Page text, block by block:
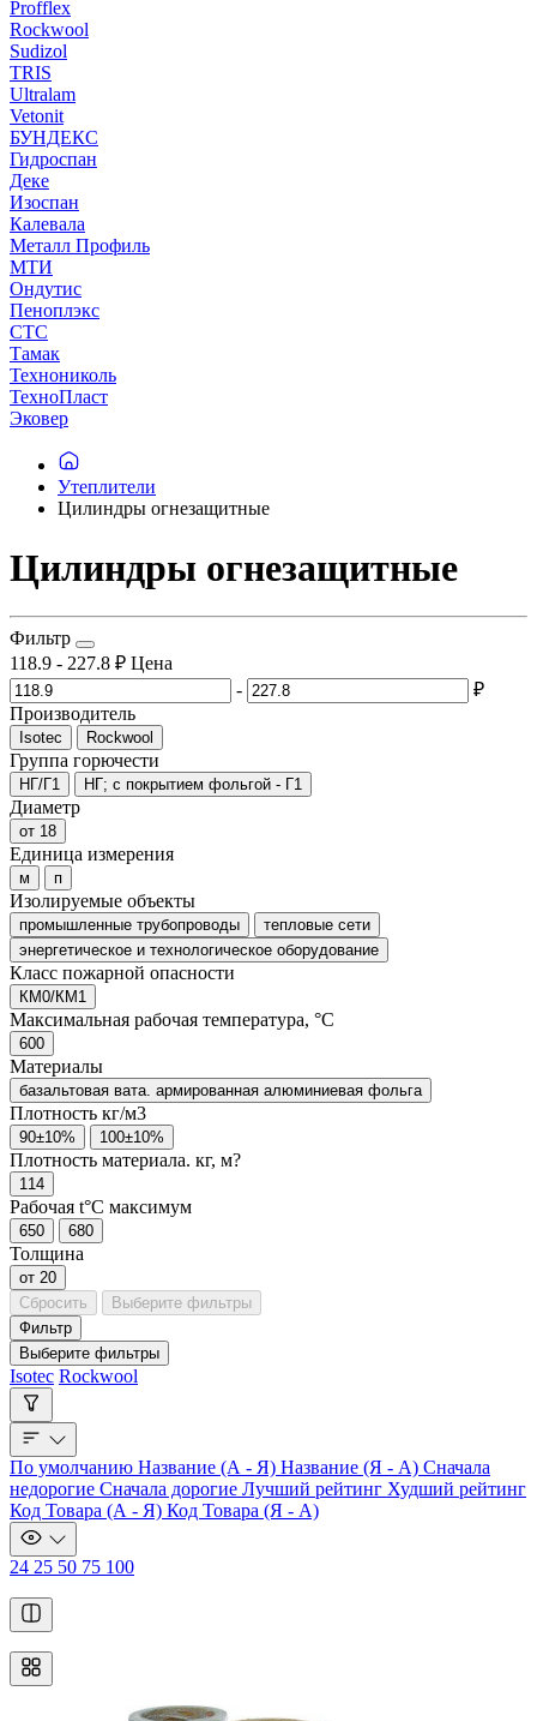
Profflex
Rockwool
Sudizol
TRIS
Ultralam
Vetonit
БУНДЕКС
Гидроспан
Деке
Изоспан
Калевала
Металл Профиль
МТИ
Ондутис
Пеноплэкс
СТС
Тамак
Технониколь
ТехноПласт
Эковер
Утеплители
Цилиндры огнезащитные
Цилиндры огнезащитные
Фильтр
118.9 - 227.8 ₽ Цена
-
₽
Производитель
Isotec Rockwool
Группа горючести
НГ/Г1 НГ; с покрытием фольгой - Г1
Диаметр
от 18
Единица измерения
м п
Изолируемые объекты
промышленные трубопроводы
тепловые сети
энергетическое и технологическое оборудование
Класс пожарной опасности
КМ0/КМ1
Максимальная рабочая температура, °C
600
Материалы
базальтовая вата. армированная алюминиевая фольга
Плотность кг/м3
90±10% 100±10%
Плотность материала. кг, м?
114
Рабочая t°C максимум
650 680
Толщина
от 20
Сбросить
Выберите фильтры
Фильтр
Выберите фильтры
Isotec Rockwool
По умолчанию Название (А - Я) Название (Я - А) Сначала
недорогие Сначала дорогие Лучший рейтинг Худший рейтинг
Код Товара (А - Я) Код Товара (Я - А)
24 25 50 75 100